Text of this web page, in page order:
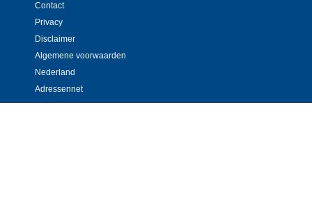
Contact
Privacy
Disclaimer
Algemene voorwaarden
Nederland
Adressennet